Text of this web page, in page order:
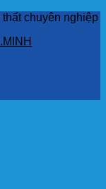
chuyên nghiệp